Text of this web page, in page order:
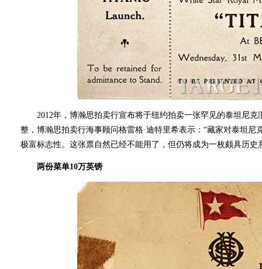
2012年，博瀚思拍卖行宣布将于纽约拍卖一张罕见的泰坦尼克
整，博瀚思拍卖行海事顾问格雷格·迪特里希表示：“藏家对泰坦
极富标志性。这张票自然已经不能用了，但仍将成为一枚颇具历史
两份菜单10万英镑